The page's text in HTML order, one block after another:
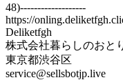
48)-------------------
https://
Deliketfgh
株式会社暮らしのおと
東京都渋谷区
service@sellsbotjp.live